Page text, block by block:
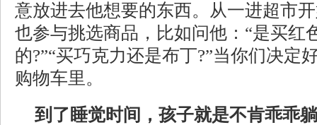
意放进去他想要的东西。从一进超市
也参与挑选商品，比如问他：“是买红
的?”“买巧克力还是布丁?”当你们决定
购物车里。
到了睡觉时间，孩子就是不肯乖乖